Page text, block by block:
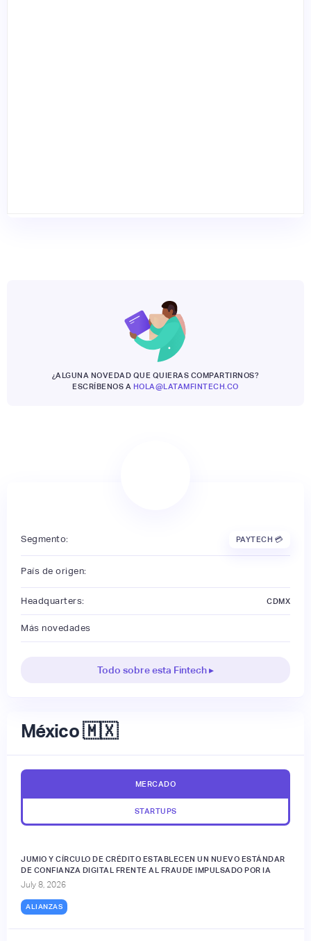
¿ALGUNA NOVEDAD QUE QUIERAS COMPARTIRNOS?
ESCRÍBENOS A HOLA@LATAMFINTECH.CO
Segmento: PAYTECH 💳
País de origen:
Headquarters: CDMX
Más novedades
Todo sobre esta Fintech ▸
México 🇲🇽
MERCADO
STARTUPS
JUMIO Y CÍRCULO DE CRÉDITO ESTABLECEN UN NUEVO ESTÁNDAR
DE CONFIANZA DIGITAL FRENTE AL FRAUDE IMPULSADO POR IA
July 8, 2026
ALIANZAS